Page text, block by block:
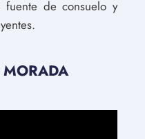
de consuelo y
MORADA